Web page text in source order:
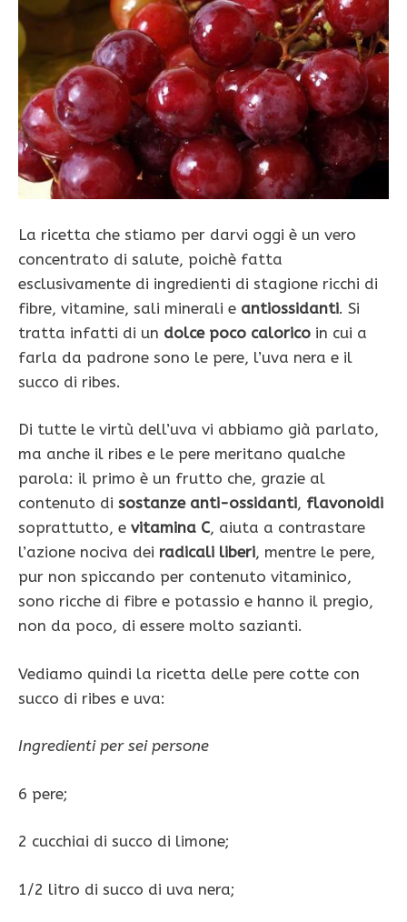
La ricetta che stiamo per darvi oggi è un vero
concentrato di salute, poichè fatta
esclusivamente di ingredienti di stagione ricchi di
fibre, vitamine, sali minerali e antiossidanti. Si
tratta infatti di un dolce poco calorico in cui a
farla da padrone sono le pere, l’uva nera e il
succo di ribes.
Di tutte le virtù dell’uva vi abbiamo già parlato,
ma anche il ribes e le pere meritano qualche
parola: il primo è un frutto che, grazie al
contenuto di sostanze anti-ossidanti, flavonoidi
soprattutto, e vitamina C, aiuta a contrastare
l’azione nociva dei radicali liberi, mentre le pere,
pur non spiccando per contenuto vitaminico,
sono ricche di fibre e potassio e hanno il pregio,
non da poco, di essere molto sazianti.
Vediamo quindi la ricetta delle pere cotte con
succo di ribes e uva:
Ingredienti per sei persone
6 pere;
2 cucchiai di succo di limone;
1/2 litro di succo di uva nera;